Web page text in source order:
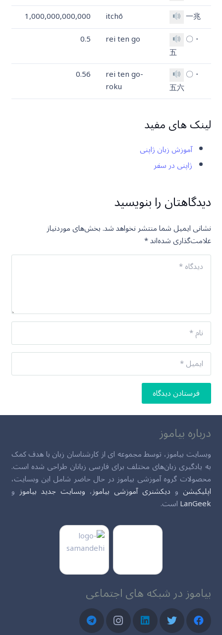
一兆
itchō
1,000,000,000,000
〇・
五
rei ten go
0.5
〇・
五六
rei ten go-
roku
0.56
لینک های مفید
آموزش زبان ژاپنی
ژاپنی در سفر
دیدگاهتان را بنویسید
نشانی ایمیل شما منتشر نخواهد شد.بخش‌های موردنیاز
علامت‌گذاری شده‌اند*
فرستادن دیدگاه
درباره بیاموز
وبسایت بیاموز، توسط مجموعه ای از کارشناسان زبان با هدف کمک
به یادگیری زبان‌های مختلف برای فارسی زبانان طراحی شده است.
محصولات گروه آموزشی بیاموز در حال حاضر شامل این وبسایت،
اپلیکیشن و دیکشنری آموزشی بیاموز، وبسایت جدید بیاموز و
LanGeekاست.
بیاموز در شبکه های اجتماعی